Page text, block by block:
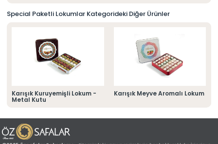
» İstanbul
» Konya
» İleitşim Bilgilerimiz
» Konum Bilgilerimiz
Tüm hakkı saklıdır. Sitemizde kullanılan tüm içerik ve görseller
Special Paketli Lokumlar Kategorideki Diğer Ürünler
Karışık Kuruyemişli Lokum -
Metal Kutu
Karışık Meyve Aromalı Lokum